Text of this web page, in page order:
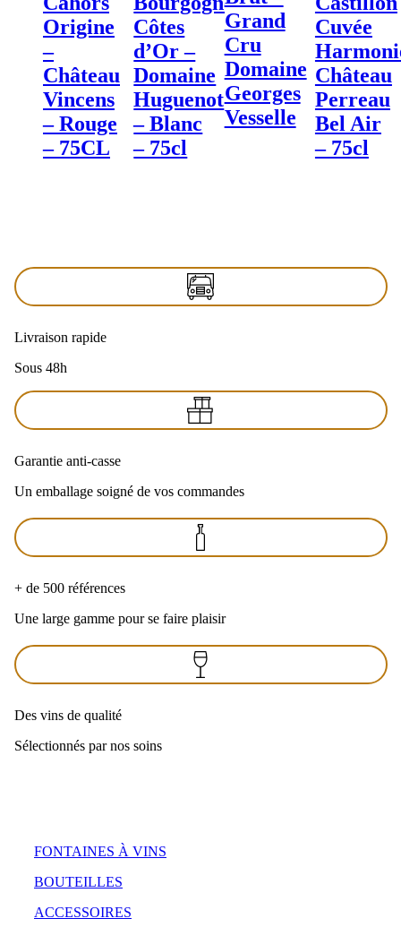
Origine
–
Château
Vincens
– Rouge
– 75CL
Côtes
d’Or –
Domaine
Huguenot
– Blanc
– 75cl
Grand
Cru
Domaine
Georges
Vesselle
Cuvée
Château
Perreau
Bel Air
– 75cl
Livraison rapide
Sous 48h
Garantie anti-casse
Un emballage soigné de vos commandes
+ de 500 références
Une large gamme pour se faire plaisir
Des vins de qualité
Sélectionnés par nos soins
FONTAINES À VINS
BOUTEILLES
ACCESSOIRES